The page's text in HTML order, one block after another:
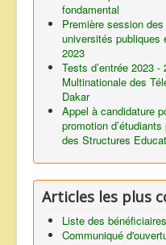
fondamental
Première session
universités publiques
2023
Tests d’entrée 2023 -
Multinationale des
Dakar
Appel à candidature
promotion
des Structures
Articles les plus
Liste des
Communiqué